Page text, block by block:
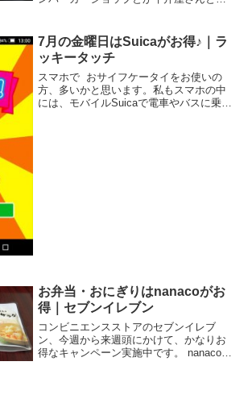
でも、女性一人で入りやすい雰囲気のと
ころも増えてきました。で、そ...
7月の金曜日はSuicaがお得♪｜ラ
ッキータッチ
スマホで おサイフケータイをお使いの
方、多いかと思います。私もスマホの中
には、モバイルSuicaで電車やバスに乗っ
お弁当・おにぎりはnanacoがお
得｜セブンイレブン
コンビニエンスストアのセブンイレブ
ン、今週から来週頭にかけて、かなりお
得なキャンペーン実施中です。 nanacoで